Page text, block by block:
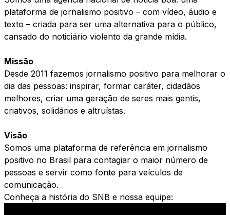
plataforma de jornalismo positivo – com vídeo, áudio e
texto – criada para ser uma alternativa para o público,
cansado do noticiário violento da grande mídia.
Missão
Desde 2011 fazemos jornalismo positivo para melhorar o
dia das pessoas: inspirar, formar caráter, cidadãos
melhores, criar uma geração de seres mais gentis,
criativos, solidários e altruístas.
Visão
Somos uma plataforma de referência em jornalismo
positivo no Brasil para contagiar o maior número de
pessoas e servir como fonte para veículos de
comunicação.
Conheça a história do SNB e nossa equipe: